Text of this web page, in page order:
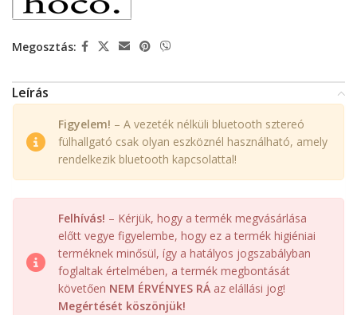
Megosztás:
Leírás
Figyelem! – A vezeték nélküli bluetooth sztereó
fülhallgató csak olyan eszköznél használható, amely
rendelkezik bluetooth kapcsolattal!
Felhívás! – Kérjük, hogy a termék megvásárlása
előtt vegye figyelembe, hogy ez a termék higiéniai
terméknek minősül, így a hatályos jogszabályban
foglaltak értelmében, a termék megbontását
követően NEM ÉRVÉNYES RÁ az elállási jog!
Megértését köszönjük!